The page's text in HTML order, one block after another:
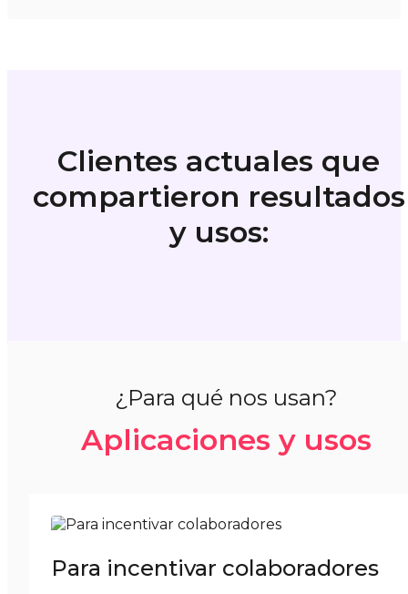
Clientes actuales que
compartieron resultados
y usos:
¿Para qué nos usan?
Aplicaciones y usos
Para incentivar colaboradores